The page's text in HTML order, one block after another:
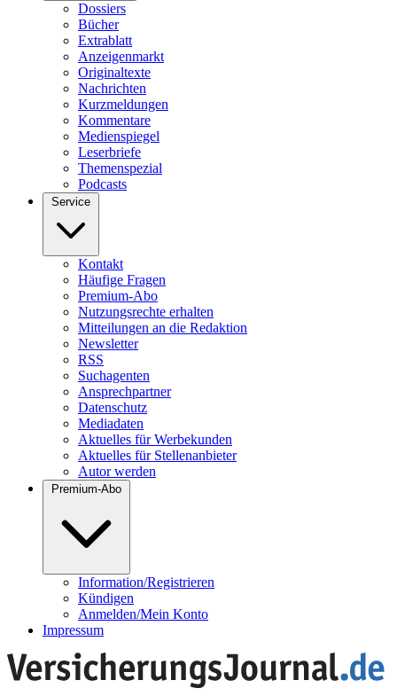
Dossiers
Bücher
Extrablatt
Anzeigenmarkt
Originaltexte
Nachrichten
Kurzmeldungen
Kommentare
Medienspiegel
Leserbriefe
Themenspezial
Podcasts
Service
Kontakt
Häufige Fragen
Premium-Abo
Nutzungsrechte erhalten
Mitteilungen an die Redaktion
Newsletter
RSS
Suchagenten
Ansprechpartner
Datenschutz
Mediadaten
Aktuelles für Werbekunden
Aktuelles für Stellenanbieter
Autor werden
Premium-Abo
Information/Registrieren
Kündigen
Anmelden/Mein Konto
Impressum